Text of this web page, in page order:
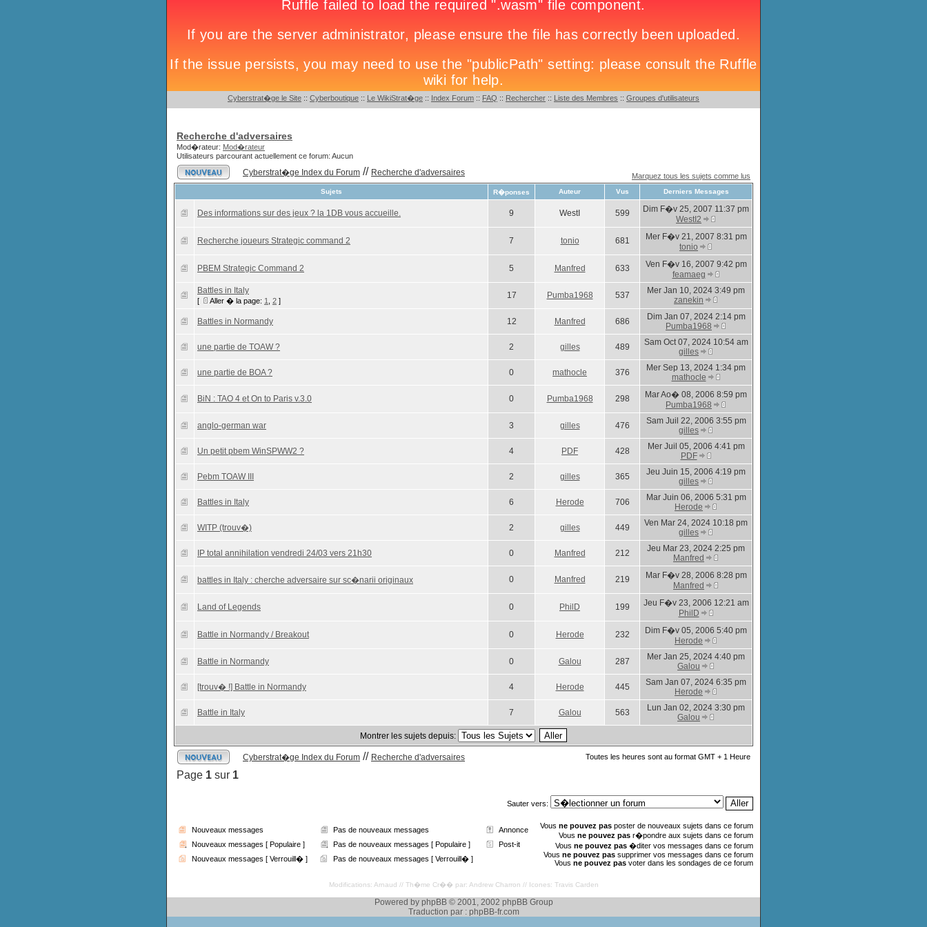
Cyberstrat�ge le Site :: Cyberboutique :: Le WikiStrat�ge :: Index Forum :: FAQ :: Rechercher :: Liste des Membres :: Groupes d'utilisateurs
Recherche d'adversaires
Mod�rateur: Mod�rateur
Utilisateurs parcourant actuellement ce forum: Aucun
Cyberstrat�ge Index du Forum // Recherche d'adversaires Marquez tous les sujets comme lus
Sujets R�ponses Auteur Vus Derniers Messages
Des informations sur des jeux ? la 1DB vous accueille. 9 WestI 599
Dim F�v 25, 2007 11:37 pm
WestI2
Recherche joueurs Strategic command 2 7 tonio 681
Mer F�v 21, 2007 8:31 pm
tonio
PBEM Strategic Command 2 5 Manfred 633
Ven F�v 16, 2007 9:42 pm
feamaeg
Battles in Italy
[ Aller � la page: 1 2 ]
17 Pumba1968 537
Mer Jan 10, 2024 3:49 pm
zanekin
Battles in Normandy 12 Manfred 686
Dim Jan 07, 2024 2:14 pm
Pumba1968
une partie de TOAW ? 2 gilles 489
Sam Oct 07, 2024 10:54 am
gilles
une partie de BOA ? 0 mathocle 376
Mer Sep 13, 2024 1:34 pm
mathocle
BiN : TAO 4 et On to Paris v.3.0 0 Pumba1968 298
Mar Ao� 08, 2006 8:59 pm
Pumba1968
anglo-german war 3 gilles 476
Sam Juil 22, 2006 3:55 pm
gilles
Un petit pbem WinSPWW2 ? 4 PDF 428
Mer Juil 05, 2006 4:41 pm
PDF
Pebm TOAW III 2 gilles 365
Jeu Juin 15, 2006 4:19 pm
gilles
Battles in Italy 6 Herode 706
Mar Juin 06, 2006 5:31 pm
Herode
WITP (trouv�) 2 gilles 449
Ven Mar 24, 2024 10:18 pm
gilles
IP total annihilation vendredi 24/03 vers 21h30 0 Manfred 212
Jeu Mar 23, 2024 2:25 pm
Manfred
battles in Italy : cherche adversaire sur sc�narii originaux 0 Manfred 219
Mar F�v 28, 2006 8:28 pm
Manfred
Land of Legends 0 PhilD 199
Jeu F�v 23, 2006 12:21 am
PhilD
Battle in Normandy / Breakout 0 Herode 232
Dim F�v 05, 2006 5:40 pm
Herode
Battle in Normandy 0 Galou 287
Mer Jan 25, 2024 4:40 pm
Galou
[trouv� !] Battle in Normandy 4 Herode 445
Sam Jan 07, 2024 6:35 pm
Herode
Battle in Italy 7 Galou 563
Lun Jan 02, 2024 3:30 pm
Galou
Montrer les sujets depuis:
Cyberstrat�ge Index du Forum // Recherche d'adversaires Toutes les heures sont au format GMT + 1 Heure
Page 1 sur 1
Sauter vers:
Nouveaux messages Pas de nouveaux messages
Annonce
Nouveaux messages [ Populaire ]
Pas de nouveaux messages [ Populaire ]
Post-it
Nouveaux messages [ Verrouill� ]
Pas de nouveaux messages [ Verrouill� ]
Vous ne pouvez pas poster de nouveaux sujets dans ce forum
Vous ne pouvez pas r�pondre aux sujets dans ce forum
Vous ne pouvez pas �diter vos messages dans ce forum
Vous ne pouvez pas supprimer vos messages dans ce forum
Vous ne pouvez pas voter dans les sondages de ce forum
Modifications: Arnaud // Th�me Cr�� par: Andrew Charron // Icones: Travis Carden
Powered by phpBB © 2001, 2002 phpBB Group
Traduction par : phpBB-fr.com